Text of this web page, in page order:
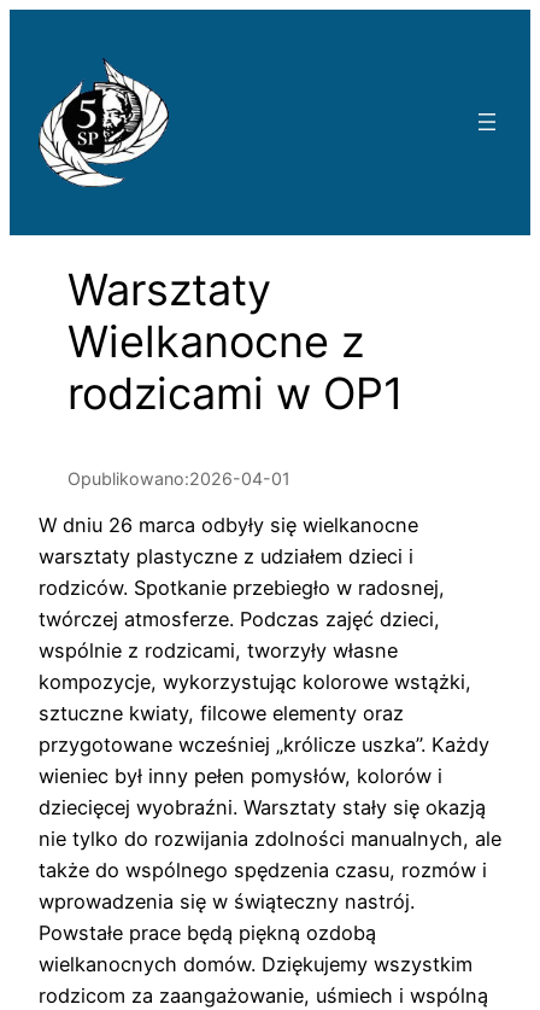
Warsztaty
Wielkanocne z
rodzicami w OP1
Opublikowano:2026-04-01
W dniu 26 marca odbyły się wielkanocne
warsztaty plastyczne z udziałem dzieci i
rodziców. Spotkanie przebiegło w radosnej,
twórczej atmosferze. Podczas zajęć dzieci,
wspólnie z rodzicami, tworzyły własne
kompozycje, wykorzystując kolorowe wstążki,
sztuczne kwiaty, filcowe elementy oraz
przygotowane wcześniej „królicze uszka”. Każdy
wieniec był inny pełen pomysłów, kolorów i
dziecięcej wyobraźni. Warsztaty stały się okazją
nie tylko do rozwijania zdolności manualnych, ale
także do wspólnego spędzenia czasu, rozmów i
wprowadzenia się w świąteczny nastrój.
Powstałe prace będą piękną ozdobą
wielkanocnych domów. Dziękujemy wszystkim
rodzicom za zaangażowanie, uśmiech i wspólną